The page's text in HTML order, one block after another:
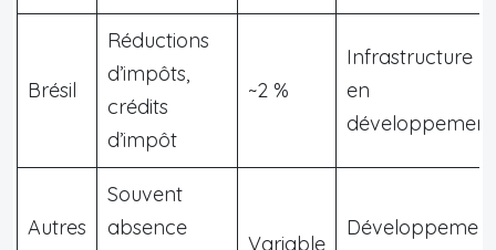
Brésil
Réductions
d’impôts,
crédits
d’impôt
~2 %
Infrastructure
en
développement
Autres
Souvent
absence
Variable
Développement